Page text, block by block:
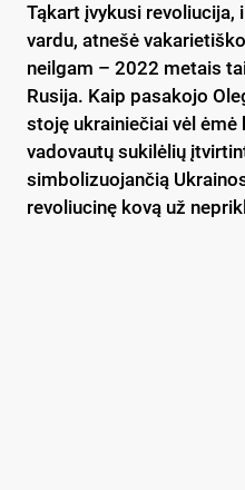
Tąkart įvykusi revoliucija,
vardu, atnešė
neilgam – 2022 metais
Rusija. Kaip pasakojo
stoję ukrainiečiai vėl ėmė
vadovautų sukilėlių
simbolizuojančią
revoliucinę kovą už